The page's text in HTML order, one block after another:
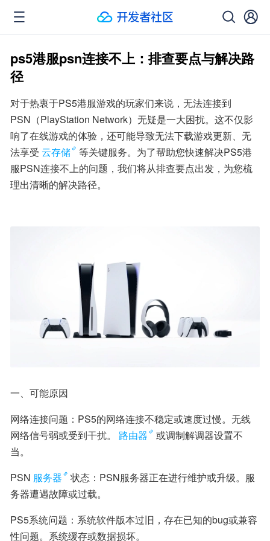
ps5港服psn连接不上：排查要点与解决路
径
对于热衷于PS5港服游戏的玩家们来说，无法连接到
PSN（PlayStation Network）无疑是一大困扰。这不仅影
响了在线游戏的体验，还可能导致无法下载游戏更新、无
法享受 云存储
等关键服务。为了帮助您快速解决PS5港
服PSN连接不上的问题，我们将从排查要点出发，为您梳
理出清晰的解决路径。
一、可能原因
网络连接问题：PS5的网络连接不稳定或速度过慢。无线
网络信号弱或受到干扰。
路由器
或调制解调器设置不
当。
PSN 服务器
状态：PSN服务器正在进行维护或升级。服
务器遭遇故障或过载。
PS5系统问题：系统软件版本过旧，存在已知的bug或兼容
性问题。系统缓存或数据损坏。